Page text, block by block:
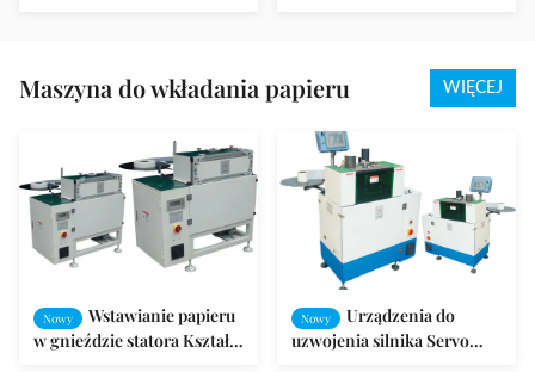
Maszyna do wkładania papieru WIĘCEJ
Nowy
Wstawianie papieru
w gnieździe statora Kształt
Nowy
Urządzenia do
uzwojenia silnika Servo